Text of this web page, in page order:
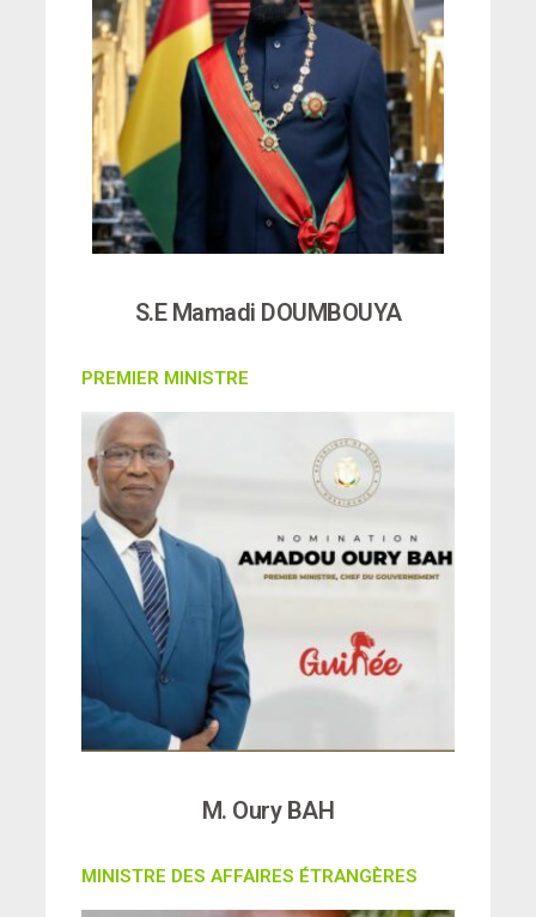
S.E Mamadi DOUMBOUYA
PREMIER MINISTRE
M. Oury BAH
MINISTRE DES AFFAIRES ÉTRANGÈRES